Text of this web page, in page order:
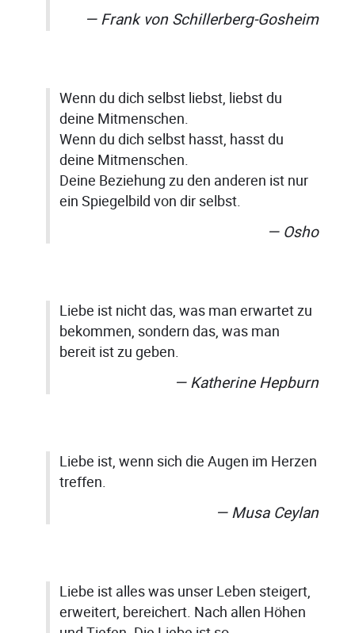
Frank von Schillerberg-Gosheim
Wenn du dich selbst liebst, liebst du
deine Mitmenschen.
Wenn du dich selbst hasst, hasst du
deine Mitmenschen.
Deine Beziehung zu den anderen ist nur
ein Spiegelbild von dir selbst.
Osho
Liebe ist nicht das, was man erwartet zu
bekommen, sondern das, was man
bereit ist zu geben.
Katherine Hepburn
Liebe ist, wenn sich die Augen im Herzen
treffen.
Musa Ceylan
Liebe ist alles was unser Leben steigert,
erweitert, bereichert. Nach allen Höhen